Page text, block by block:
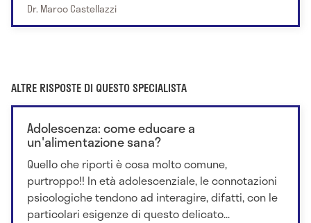
Dr. Marco Castellazzi
ALTRE RISPOSTE DI QUESTO SPECIALISTA
Adolescenza: come educare a
un'alimentazione sana?
Quello che riporti è cosa molto comune,
purtroppo!! In età adolescenziale, le connotazioni
psicologiche tendono ad interagire, difatti, con le
particolari esigenze di questo delicato...